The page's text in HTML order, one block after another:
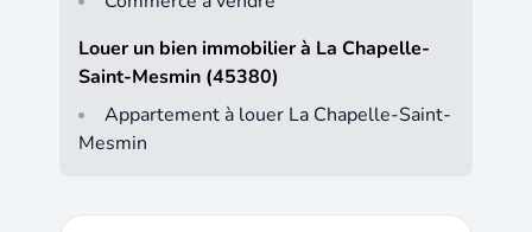
Louer un bien immobilier à La Chapelle-
Saint-Mesmin (45380)
Appartement à louer La Chapelle-Saint-
Mesmin